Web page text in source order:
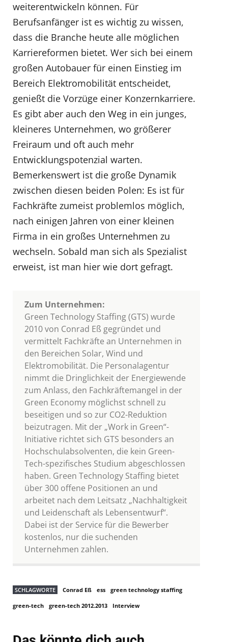
weiterentwickeln können. Für
Berufsanfänger ist es wichtig zu wissen,
dass die Branche heute alle möglichen
Karriereformen bietet. Wer sich bei einem
großen Autobauer für einen Einstieg im
Bereich Elektromobilität entscheidet,
genießt die Vorzüge einer Konzernkarriere.
Es gibt aber auch den Weg in ein junges,
kleineres Unternehmen, wo größerer
Freiraum und oft auch mehr
Entwicklungspotenzial warten.
Bemerkenswert ist die große Dynamik
zwischen diesen beiden Polen: Es ist für
Fachkräfte zumeist problemlos möglich,
nach einigen Jahren von einer kleinen
Firma in ein großes Unternehmen zu
wechseln. Sobald man sich als Spezialist
erweist, ist man hier wie dort gefragt.
Zum Unternehmen:
Green Technology Staffing (GTS) wurde
2010 von Conrad Eß gegründet und
vermittelt Fachkräfte an Unternehmen in
den Bereichen Solar, Wind und
Elektromobilität. Die Personalagentur
nimmt die Dringlichkeit der Energiewende
zum Anlass, den Fachkräftemangel in der
Green Economy möglichst schnell zu
beseitigen und so zur CO2-Reduktion
beizutragen. Mit der „Work in Green“-
Initiative richtet sich GTS besonders an
Hochschulabsolventen, die kein Green-
Tech-spezifisches Studium abgeschlossen
haben. Green Technology Staffing bietet
über 300 offene Positionen an und
arbeitet nach dem Leitsatz „Nachhaltigkeit
und Leidenschaft als Lebensentwurf“.
Dabei ist der Service für die Bewerber
kostenlos, nur die suchenden
Unternehmen zahlen.
SCHLAGWORTE Conrad Eß ess green technology staffing
green-tech green-tech 2012.2013 Interview